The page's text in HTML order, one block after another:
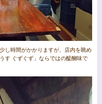
し時間がかかりますが、店内を眺め
す ぐずぐず」ならではの醍醐味で